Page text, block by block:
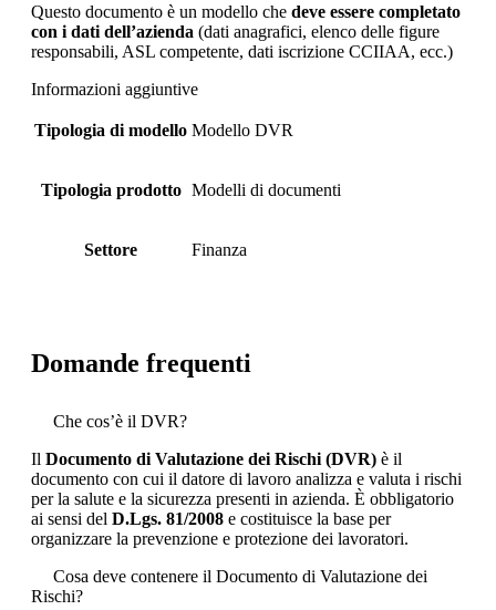
Questo documento è un modello che deve essere completato
con i dati dell’azienda (dati anagrafici, elenco delle figure
responsabili, ASL competente, dati iscrizione CCIIAA, ecc.)
Informazioni aggiuntive
Tipologia di modello Modello DVR
Tipologia prodotto Modelli di documenti
Settore Finanza
Domande frequenti
Che cos’è il DVR?
Il Documento di Valutazione dei Rischi (DVR) è il
documento con cui il datore di lavoro analizza e valuta i rischi
per la salute e la sicurezza presenti in azienda. È obbligatorio
ai sensi del D.Lgs. 81/2008 e costituisce la base per
organizzare la prevenzione e protezione dei lavoratori.
Cosa deve contenere il Documento di Valutazione dei
Rischi?